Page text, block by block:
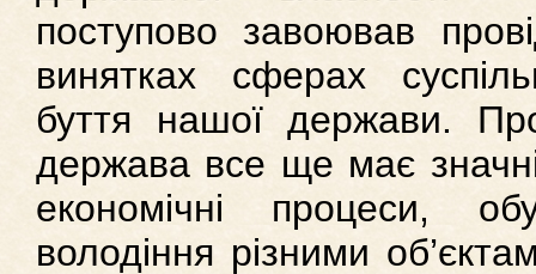
поступово завоював
винятках сферах
буття нашої держави.
держава все ще має
економічні процеси,
володіння різними